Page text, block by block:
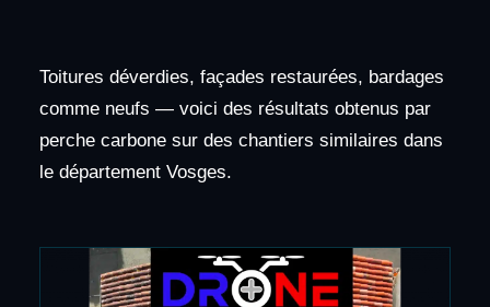
Toitures déverdies, façades restaurées, bardages
comme neufs — voici des résultats obtenus par
perche carbone sur des chantiers similaires dans
le département Vosges.